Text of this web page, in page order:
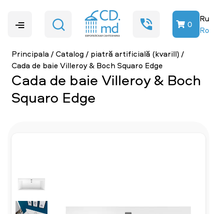
0
Ru
Ro
Principala/Catalog/ piatră artificială (kvarill) /
Cada de baie Villeroy & Boch Squaro Edge
Cada de baie Villeroy & Boch
Squaro Edge